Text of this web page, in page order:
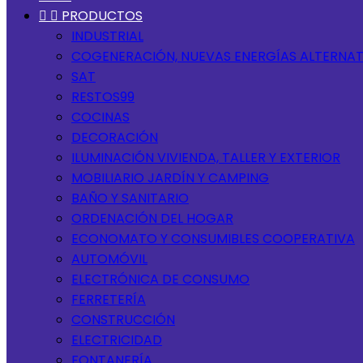
  PRODUCTOS
INDUSTRIAL
COGENERACIÓN, NUEVAS ENERGÍAS
SAT
RESTOS99
COCINAS
DECORACIÓN
ILUMINACIÓN VIVIENDA, TALLER Y EXTERIOR
MOBILIARIO JARDÍN Y CAMPING
BAÑO Y SANITARIO
ORDENACIÓN DEL HOGAR
ECONOMATO Y CONSUMIBLES COOPERATIVA
AUTOMÓVIL
ELECTRÓNICA DE CONSUMO
FERRETERÍA
CONSTRUCCIÓN
ELECTRICIDAD